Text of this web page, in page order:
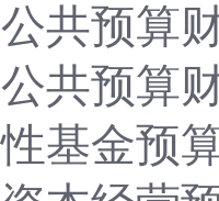
共预算
共预算
基金预